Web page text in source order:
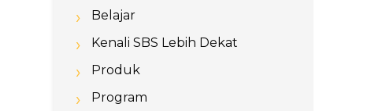
Belajar
Kenali SBS Lebih Dekat
Produk
Program